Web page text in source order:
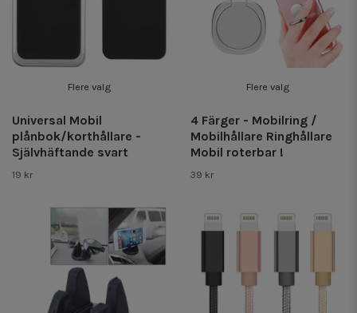
Flere valg
Universal Mobil
plånbok/korthållare -
Självhäftande svart
19 kr
Flere valg
4 Färger - Mobilring /
Mobilhållare Ringhållare
Mobil roterbar !
39 kr